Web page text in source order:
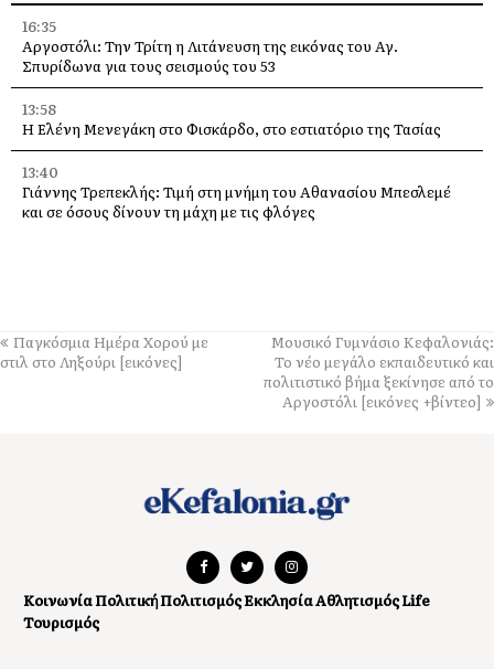
16:35
Αργοστόλι: Την Τρίτη η Λιτάνευση της εικόνας του Αγ.
Σπυρίδωνα για τους σεισμούς του 53
13:58
Η Ελένη Μενεγάκη στο Φισκάρδο, στο εστιατόριο της Τασίας
13:40
Γιάννης Τρεπεκλής: Τιμή στη μνήμη του Αθανασίου Μπεσλεμέ
και σε όσους δίνουν τη μάχη με τις φλόγες
13:30
Οι εκδηλώσεις στον Δήμο Αργοστολίου το τριήμερο 7, 8 και 9
Αυγούστου
Στον “εθνικό κήρυκα” η αυθεντική πλευρά του νησιού. Από
παραδοσιακά πανηγύρια
13:10
Τα άλογα του Αίνου, σύμμαχοι στην αντιμετώπιση της πυρκαγιάς
Παγκόσμια Ημέρα Χορού με
στιλ στο Ληξούρι [εικόνες]
Μουσικό Γυμνάσιο Κεφαλονιάς:
Το νέο μεγάλο εκπαιδευτικό και
πολιτιστικό βήμα ξεκίνησε από το
Αργοστόλι [εικόνες +βίντεο]
ΚοινωνίαΠολιτικήΠολιτισμόςΕκκλησίαΑθλητισμόςLife
Τουρισμός